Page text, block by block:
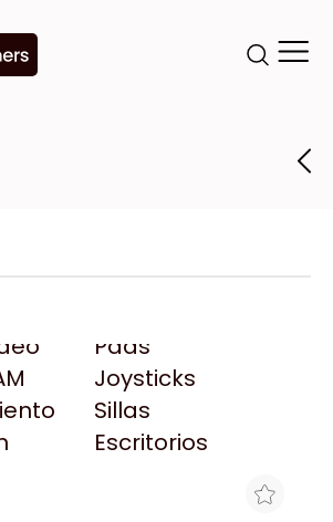
Pads
Joysticks
Sillas
Escritorios